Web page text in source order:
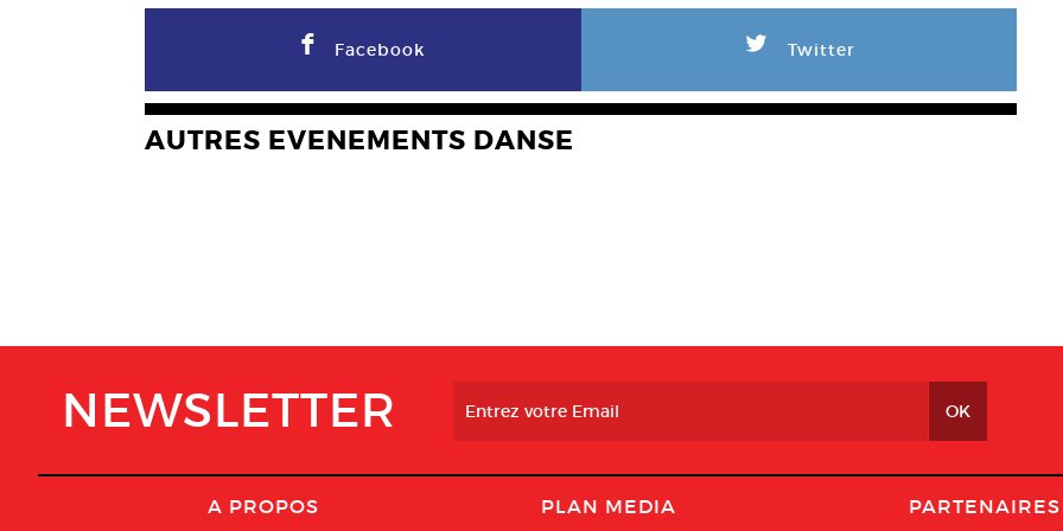
F Facebook L Twitter
AUTRES EVENEMENTS DANSE
NEWSLETTER
A PROPOS PLAN MEDIA PARTENAIRES